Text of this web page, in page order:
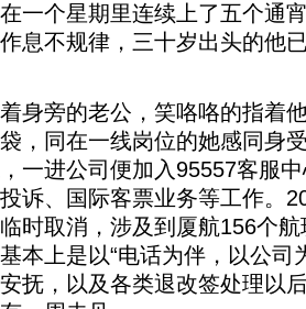
一个星期里连续上了五个通
息不规律，三十岁出头的他
旁的老公，笑咯咯的指着
，同在一线岗位的她感同身
一进公司便加入95557客服
诉、国际客票业务等工作。
时取消，涉及到厦航156个
本上是以“电话为伴，以公司
抚，以及各类退改签处理以